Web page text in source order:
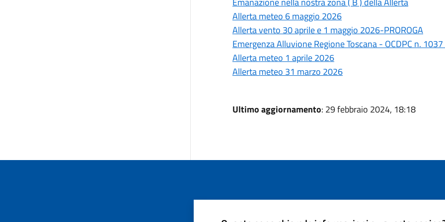
Allerta meteo 6 maggio 2026
Allerta vento 30 aprile e 1 maggio 2026-PROROGA
Emergenza Alluvione Regione Toscana - OCDPC n.
Allerta meteo 1 aprile 2026
Allerta meteo 31 marzo 2026
Ultimo aggiornamento: 29 febbraio 2024, 18:18